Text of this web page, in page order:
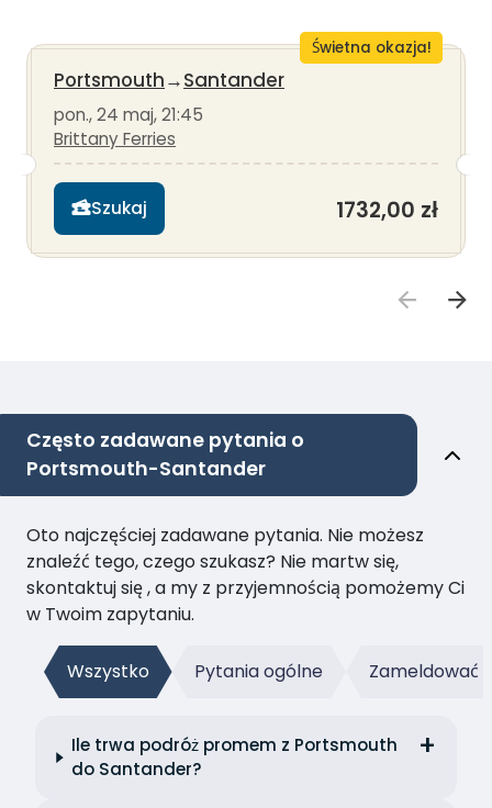
Świetna okazja!
Portsmouth→Santander
pon., 24 maj, 21:45
Brittany Ferries
Szukaj 1732,00 zł
Często zadawane pytania o
Portsmouth-Santander
Oto najczęściej zadawane pytania. Nie możesz
znaleźć tego, czego szukasz? Nie martw się,
skontaktuj się , a my z przyjemnością pomożemy Ci
w Twoim zapytaniu.
Wszystko Pytania ogólne Zameldować
Ile trwa podróż promem z Portsmouth
do Santander?